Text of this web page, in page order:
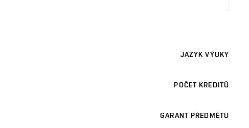
JAZYK VÝUKY
POČET KREDITŮ
GARANT PŘEDMĚTU